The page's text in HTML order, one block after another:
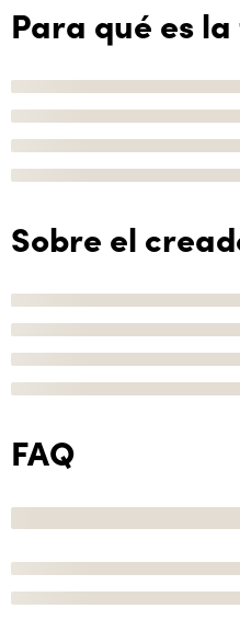
Para qué es
Sobre el
FAQ